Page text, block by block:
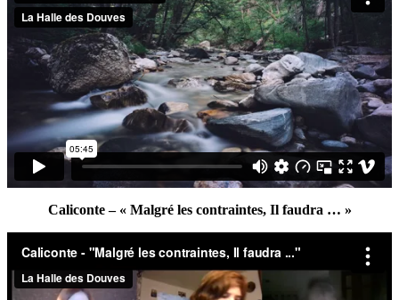
Caliconte – « Malgré les contraintes, Il faudra … »